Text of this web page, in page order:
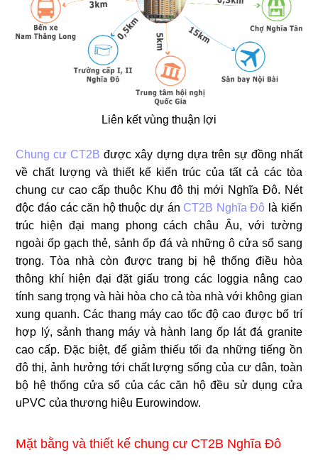
Liên kết vùng thuận lợi
Chung cư CT2B được xây dựng dựa trên sự đồng nhất
về chất lượng và thiết kế kiến trúc của tất cả các tòa
chung cư cao cấp thuộc Khu đô thị mới Nghĩa Đô. Nét
độc đáo các căn hộ thuộc dự án CT2B Nghĩa Đô là kiến
trúc hiện đại mang phong cách châu Âu, với tường
ngoài ốp gạch thẻ, sảnh ốp đá và những ô cửa sổ sang
trọng. Tòa nhà còn được trang bị hệ thống điều hòa
thông khí hiện đại đặt giấu trong các loggia nâng cao
tính sang trọng và hài hòa cho cả tòa nhà với không gian
xung quanh. Các thang máy cao tốc độ cao được bố trí
hợp lý, sảnh thang máy và hành lang ốp lát đá granite
cao cấp. Đặc biệt, để giảm thiếu tối đa những tiếng ồn
đô thị, ảnh hưởng tới chất lượng sống của cư dân, toàn
bộ hệ thống cửa sổ của các căn hộ đều sử dụng cửa
uPVC của thương hiệu Eurowindow.
Mặt bằng và thiết kế chung cư CT2B Nghĩa Đô